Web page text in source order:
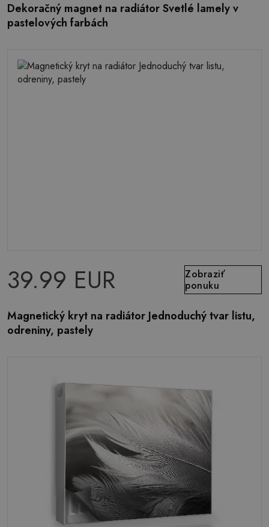
Dekoračný magnet na radiátor Svetlé lamely v
pastelových farbách
39.99 EUR
Zobraziť
ponuku
Magnetický kryt na radiátor Jednoduchý tvar listu,
odreniny, pastely